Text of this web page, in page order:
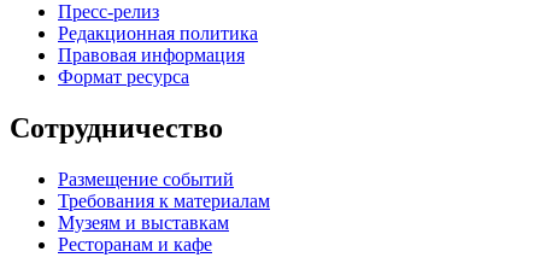
Пресс-релиз
Редакционная политика
Правовая информация
Формат ресурса
Сотрудничество
Размещение событий
Требования к материалам
Музеям и выставкам
Ресторанам и кафе